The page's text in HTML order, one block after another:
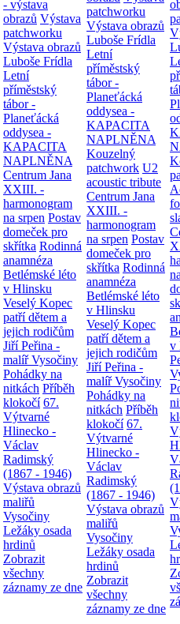
- výstava
obrazů Výstava
patchworku
Výstava obrazů
Luboše Frídla
Letní
příměstský
tábor -
Planeťácká
oddysea -
KAPACITA
NAPLNĚNA
Centrum Jana
XXIII. -
harmonogram
na srpen Postav
domeček pro
skřítka Rodinná
anamnéza
Betlémské léto
v Hlinsku
Veselý Kopec
patří dětem a
jejich rodičům
Jiří Peřina -
malíř Vysočiny
Pohádky na
nitkách Příběh
klokočí 67.
Výtvarné
Hlinecko -
Václav
Radimský
(1867 - 1946)
Výstava obrazů
maliřů
Vysočiny
Ležáky osada
hrdinů
Zobrazit
všechny
záznamy ze dne
patchworku
Výstava obrazů
Luboše Frídla
Letní
příměstský
tábor -
Planeťácká
oddysea -
KAPACITA
NAPLNĚNA
Kouzelný
patchwork U2
acoustic tribute
Centrum Jana
XXIII. -
harmonogram
na srpen Postav
domeček pro
skřítka Rodinná
anamnéza
Betlémské léto
v Hlinsku
Veselý Kopec
patří dětem a
jejich rodičům
Jiří Peřina -
malíř Vysočiny
Pohádky na
nitkách Příběh
klokočí 67.
Výtvarné
Hlinecko -
Václav
Radimský
(1867 - 1946)
Výstava obrazů
maliřů
Vysočiny
Ležáky osada
hrdinů
Zobrazit
všechny
záznamy ze dne
v